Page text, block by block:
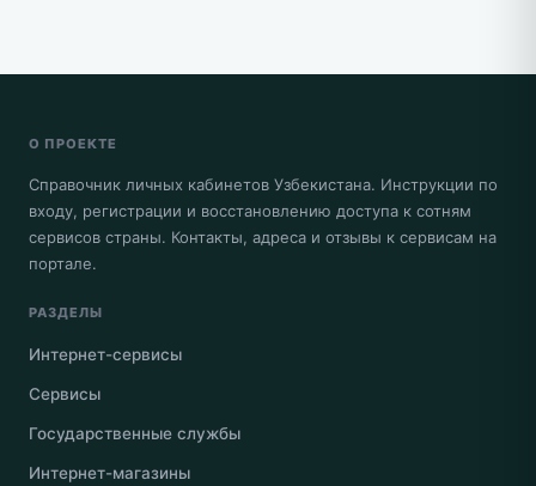
О ПРОЕКТЕ
Справочник личных кабинетов Узбекистана. Инструкции по
входу, регистрации и восстановлению доступа к сотням
сервисов страны. Контакты, адреса и отзывы к сервисам на
портале.
РАЗДЕЛЫ
Интернет-сервисы
Сервисы
Государственные службы
Интернет-магазины